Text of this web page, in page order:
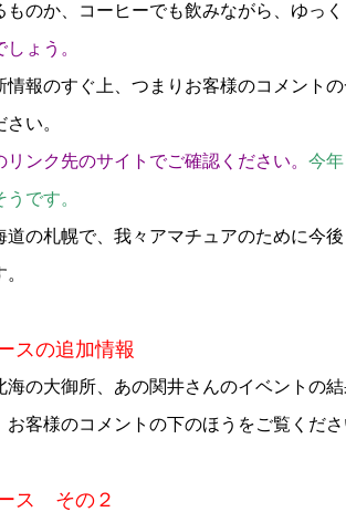
のか、
コーヒーでも飲みながら、ゆっ
ょう。
情報のすぐ上、つまりお客様のコメント
い。
リンク先のサイトでご確認ください。 今
です。
道の札幌で、我々アマチュアのために今
スの追加情報
海の大御所、あの関井さんのイベントの
お客様のコメントの下のほうをご覧くだ
ス その２